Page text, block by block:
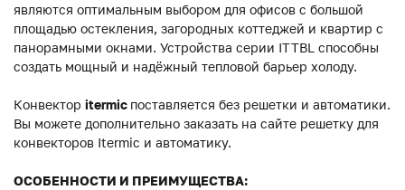
являются оптимальным выбором для офисов с большой
площадью остекления, загородных коттеджей и квартир с
панорамными окнами. Устройства серии ITTBL способны
создать мощный и надёжный тепловой барьер холоду.
Конвектор itermic поставляется без решетки и автоматики.
Вы можете дополнительно заказать на сайте решетку для
конвекторов Itermic и автоматику.
ОСОБЕННОСТИ И ПРЕИМУЩЕСТВА: